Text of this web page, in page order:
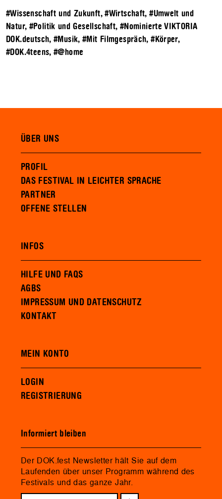
#Wissenschaft und Zukunft,#Wirtschaft,#Umwelt und
Natur, #Politik und Gesellschaft, #Nominierte VIKTORIA
DOK.deutsch,#Musik, #Mit Filmgespräch,#Körper,
#DOK.4teens,#@home
ÜBER UNS
PROFIL
DAS FESTIVAL IN LEICHTER SPRACHE
PARTNER
OFFENE STELLEN
INFOS
HILFE UND FAQS
AGBS
IMPRESSUM UND DATENSCHUTZ
KONTAKT
MEIN KONTO
LOGIN
REGISTRIERUNG
Informiert bleiben
Der DOK.fest Newsletter hält Sie auf dem
Laufenden über unser Programm während des
Festivals und das ganze Jahr.